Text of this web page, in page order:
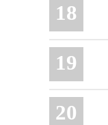
18
19
20